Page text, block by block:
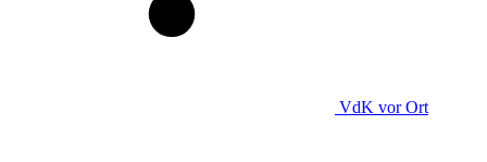
VdK vor Ort